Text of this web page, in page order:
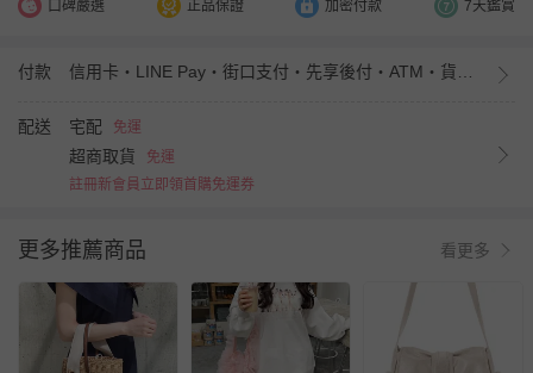
口碑嚴選 正品保證 加密付款 7天鑑賞
付款
配送 宅配 免運
超商取貨
免運
註冊新會員立即領首購免運券
更多推薦商品 看更多